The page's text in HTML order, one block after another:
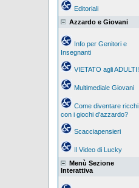
Editoriali
Azzardo e Giovani
Info per Genitori e
Insegnanti
VIETATO agli ADULTI!
Multimediale Giovani
Come diventare ricchi
con i giochi d'azzardo?
Scacciapensieri
Il Video di Lucky
Menù Sezione
Interattiva